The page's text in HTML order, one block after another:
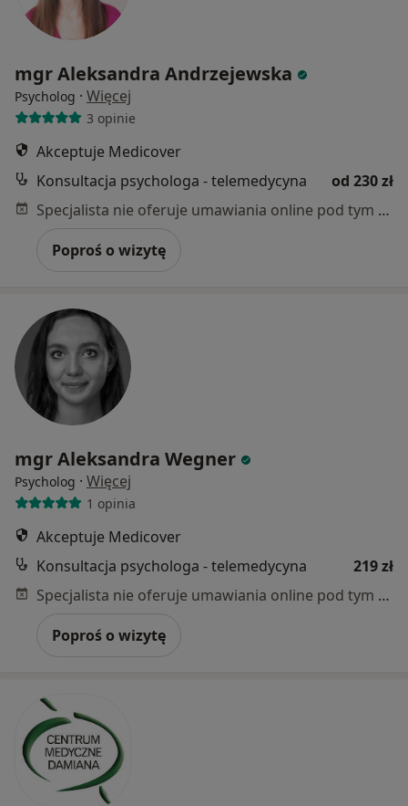
mgr Aleksandra Andrzejewska
Psycholog · Więcej
3 opinie
Akceptuje Medicover
Konsultacja psychologa - telemedycyna
od 230 zł
Specjalista nie oferuje umawiania online pod tym adresem.
Poproś o wizytę
mgr Aleksandra Wegner
Psycholog · Więcej
1 opinia
Akceptuje Medicover
Konsultacja psychologa - telemedycyna
219 zł
Specjalista nie oferuje umawiania online pod tym adresem.
Poproś o wizytę